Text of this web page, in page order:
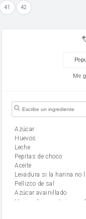
41 42
Me
Azúcar
huevos
leche
Pepitas de choco
aceite
Levadura si la harina no
Pellizco de sal
Azúcar avainillado
Harina de reposteria con